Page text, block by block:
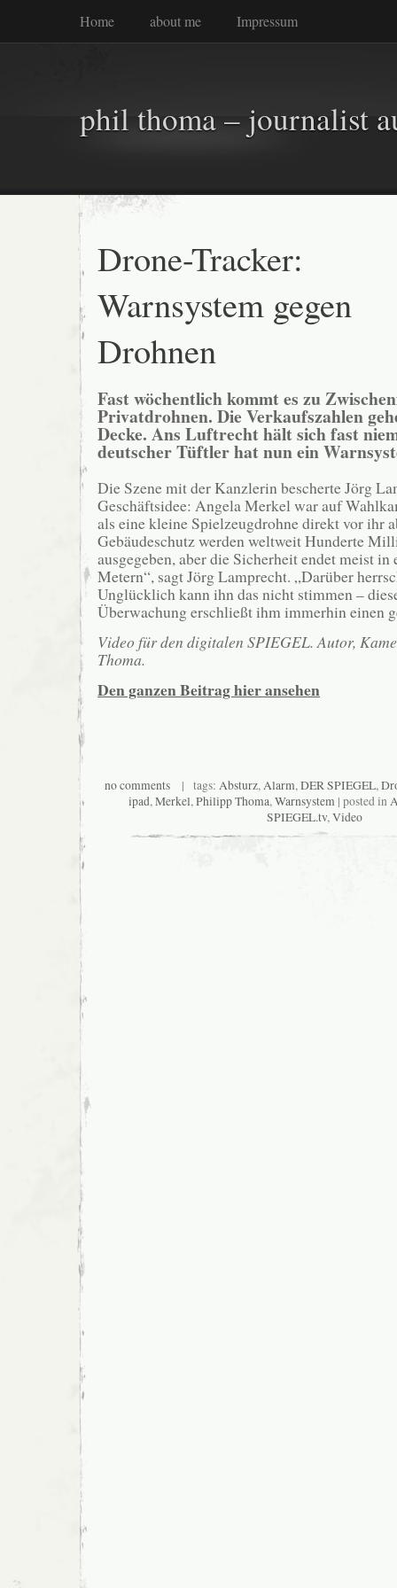
Home about me Impressum
phil thoma – journalist
Drone-Tracker:
Warnsystem gegen
Drohnen
Fast wöchentlich kommt es zu
Privatdrohnen. Die Verkaufszahlen
Decke. Ans Luftrecht hält sich fast
deutscher Tüftler hat nun ein
Die Szene mit der Kanzlerin bescherte Jörg
Geschäftsidee: Angela Merkel war auf
als eine kleine Spielzeugdrohne direkt vor ihr
Gebäudeschutz werden weltweit Hunderte
ausgegeben, aber die Sicherheit endet meist
Metern“, sagt Jörg Lamprecht. „Darüber
Unglücklich kann ihn das nicht stimmen –
Überwachung erschließt ihm immerhin einen
Video für den digitalen SPIEGEL. Autor,
Thoma.
Den ganzen Beitrag hier ansehen
no comments| tags: Absturz,Alarm,DER SPIEGEL,
ipad,Merkel,Philipp Thoma,Warnsystem | posted in
SPIEGEL.tv,Video